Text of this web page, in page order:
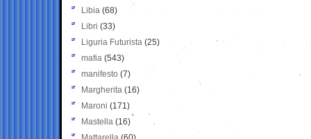
Libia (68)
Libri (33)
Liguria Futurista (25)
mafia (543)
manifesto (7)
Margherita (16)
Maroni (171)
Mastella (16)